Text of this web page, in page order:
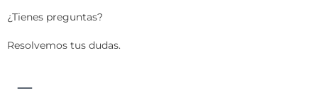
¿Tienes preguntas?
Resolvemos tus dudas.